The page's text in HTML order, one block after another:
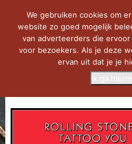
We gebruiken cookies om
website zo goed mogelijk
van adverteerders die
voor bezoekers. Als je deze
ervan uit dat je je
Ik ga